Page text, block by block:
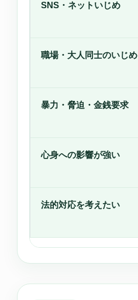
SNS・ネットいじめ
職場・大人同士のいじめ
暴力・脅迫・金銭要求
心身への影響が強い
法的対応を考えたい